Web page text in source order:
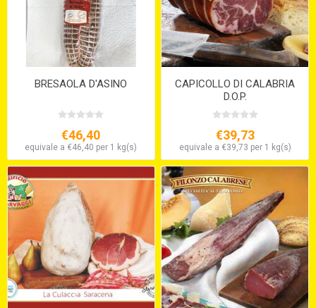
BRESAOLA D'ASINO
€46,40
equivale a €46,40 per 1 kg(s)
CAPICOLLO DI CALABRIA
D.O.P.
€39,73
equivale a €39,73 per 1 kg(s)